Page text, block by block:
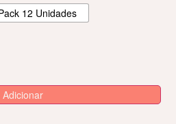
12 Unidades
Adicionar